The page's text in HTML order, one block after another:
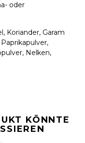
oder
Koriander, Garam
Nelken,
KÖNNTE